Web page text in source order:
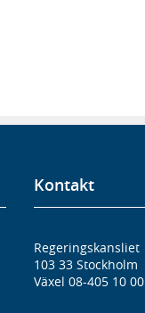
Kontakt
Regeringskansliet
103 33 Stockholm
Växel 08-405 10 00